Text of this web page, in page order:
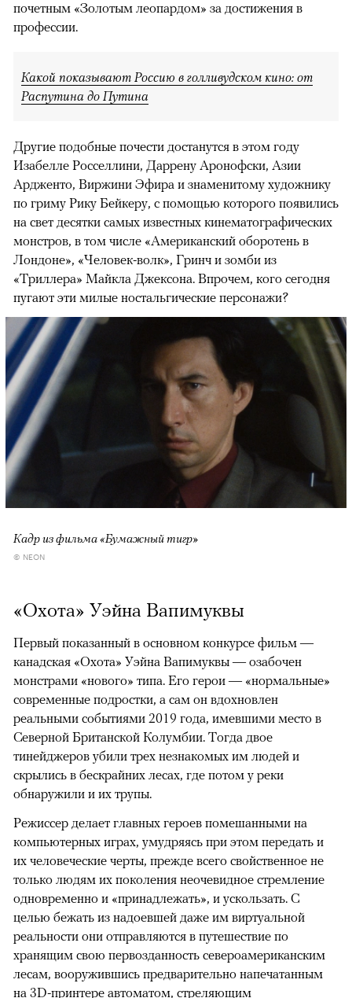
почетным «Золотым леопардом» за достижения в
профессии.
Какой показывают Россию в голливудском кино: от
Распутина до Путина
Другие подобные почести достанутся в этом году
Изабелле Росселлини, Даррену Аронофски, Азии
Ардженто, Виржини Эфира и знаменитому художнику
по гриму Рику Бейкеру, с помощью которого появились
на свет десятки самых известных кинематографических
монстров, в том числе «Американский оборотень в
Лондоне», «Человек-волк», Гринч и зомби из
«Триллера» Майкла Джексона. Впрочем, кого сегодня
пугают эти милые ностальгические персонажи?
Кадр из фильма «Бумажный тигр»
© NEON
«Охота» Уэйна Вапимуквы
Первый показанный в основном конкурсе фильм —
канадская «Охота» Уэйна Вапимуквы — озабочен
монстрами «нового» типа. Его герои — «нормальные»
современные подростки, а сам он вдохновлен
реальными событиями 2019 года, имевшими место в
Северной Британской Колумбии. Тогда двое
тинейджеров убили трех незнакомых им людей и
скрылись в бескрайних лесах, где потом у реки
обнаружили и их трупы.
Режиссер делает главных героев помешанными на
компьютерных играх, умудряясь при этом передать и
их человеческие черты, прежде всего свойственное не
только людям их поколения неочевидное стремление
одновременно и «принадлежать», и ускользать. С
целью бежать из надоевшей даже им виртуальной
реальности они отправляются в путешествие по
хранящим свою первозданность североамериканским
лесам, вооружившись предварительно напечатанным
на 3D-принтере автоматом, стреляющим